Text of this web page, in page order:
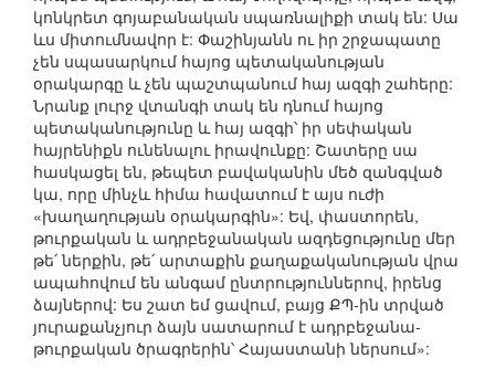
կոնկրետ գոյաբանական սպառնալիքի տակ են: Սա
ևս միտումնավոր է: Փաշինյանն ու իր շրջապատը
չեն սպասարկում հայոց պետականության
օրակարգը և չեն պաշտպանում հայ ազգի շահերը:
Նրանք լուրջ վտանգի տակ են դնում հայոց
պետականությունը և հայ ազգի՝ իր սեփական
հայրենիքն ունենալու իրավունքը: Շատերը սա
հասկացել են, թեպետ բավականին մեծ զանգված
կա, որը մինչև հիմա հավատում է այս ուժի
«խաղաղության օրակարգին»: Եվ, փաստորեն,
թուրքական և ադրբեջանական ազդեցությունը մեր
թե՛ ներքին, թե՛ արտաքին քաղաքականության վրա
ապահովում են անգամ ընտրություններով, իրենց
ձայներով: Ես շատ եմ ցավում, բայց ՔՊ-ին տրված
յուրաքանչյուր ձայն սատարում է ադրբեջանա-
թուրքական ծրագրերին՝ Հայաստանի ներսում»: